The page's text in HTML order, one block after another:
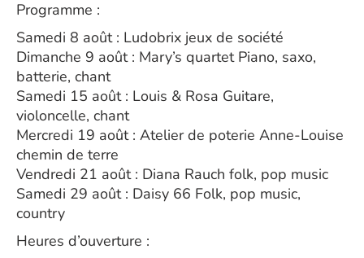
Programme :
Samedi 8 août : Ludobrix jeux de société
Dimanche 9 août : Mary’s quartet Piano, saxo,
batterie, chant
Samedi 15 août : Louis & Rosa Guitare,
violoncelle, chant
Mercredi 19 août : Atelier de poterie Anne-Louise
chemin de terre
Vendredi 21 août : Diana Rauch folk, pop music
Samedi 29 août : Daisy 66 Folk, pop music,
country
Heures d’ouverture :